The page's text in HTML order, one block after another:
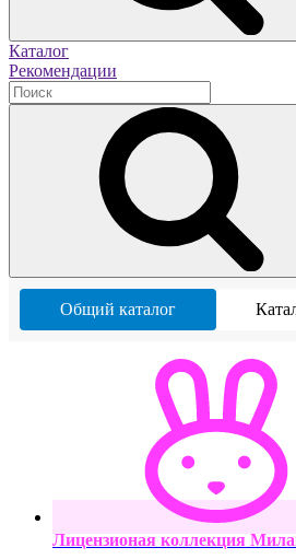
Каталог
Рекомендации
Общий каталог
Лицензионая коллекция